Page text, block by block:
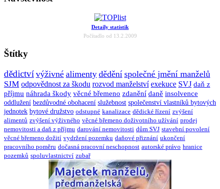
Detaily statistik
Počítadlo od 13.2.2009
Štítky
dědictví výživné alimenty dědění společné jmění manželů
SJM odpovědnost za škodu rozvod manželství exekuce SVJ daň z
příjmu náhrada škody věcné břemeno zdanění daně insolvence
oddlužení bezdůvodné obohacení služebnost společenství vlastníků bytových
jednotek bytové družstvo odstupné kanalizace dědické řízení zvýšení
alimentů zvýšení výživného věcné břemeno doživotního užívání prodej
nemovitosti a daň z příjmu darování nemovitosti dům SVJ stavební povolení
věcné břemeno dožití vydržení pozemku daňové přiznání ukončení
pracovního poměru dočasná pracovní neschopnost autorské právo hranice
pozemků spoluvlastnictví zubař